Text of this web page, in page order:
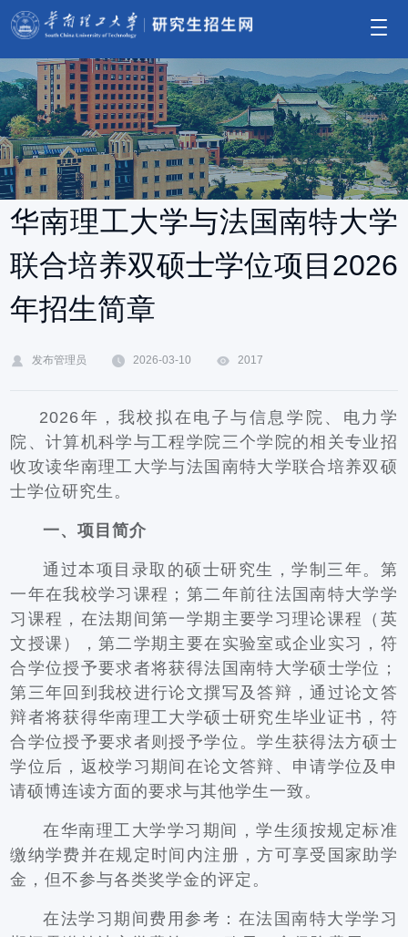
华南理工大学与法国南特大学
联合培养双硕士学位项目2026
年招生简章
发布管理员 2026-03-10 2017
2026年，我校拟在电子与信息学院、电力学
院、计算机科学与工程学院三个学院的相关专业招
收攻读华南理工大学与法国南特大学联合培养双硕
士学位研究生。
一、项目简介
通过本项目录取的硕士研究生，学制三年。第
一年在我校学习课程；第二年前往法国南特大学学
习课程，在法期间第一学期主要学习理论课程（英
文授课），第二学期主要在实验室或企业实习，符
合学位授予要求者将获得法国南特大学硕士学位；
第三年回到我校进行论文撰写及答辩，通过论文答
辩者将获得华南理工大学硕士研究生毕业证书，符
合学位授予要求者则授予学位。学生获得法方硕士
学位后，返校学习期间在论文答辩、申请学位及申
请硕博连读方面的要求与其他学生一致。
在华南理工大学学习期间，学生须按规定标准
缴纳学费并在规定时间内注册，方可享受国家助学
金，但不参与各类奖学金的评定。
在法学习期间费用参考：在法国南特大学学习